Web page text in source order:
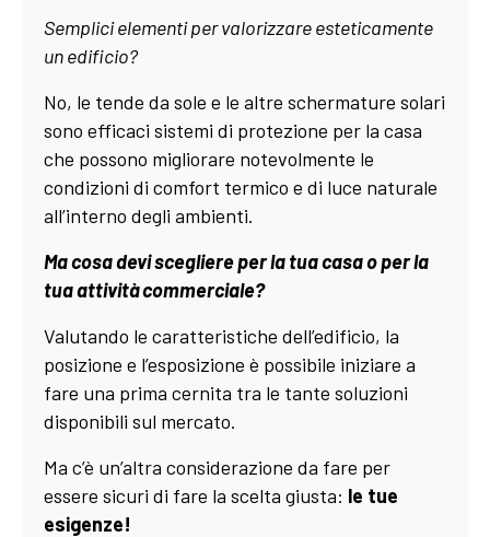
Semplici elementi per valorizzare esteticamente
un edificio?
No, le tende da sole e le altre schermature solari
sono efficaci sistemi di protezione per la casa
che possono migliorare notevolmente le
condizioni di comfort termico e di luce naturale
all’interno degli ambienti.
Ma cosa devi scegliere per la tua casa o per la
tua attività commerciale?
Valutando le caratteristiche dell’edificio, la
posizione e l’esposizione è possibile iniziare a
fare una prima cernita tra le tante soluzioni
disponibili sul mercato.
Ma c’è un’altra considerazione da fare per
essere sicuri di fare la scelta giusta: le tue
esigenze!